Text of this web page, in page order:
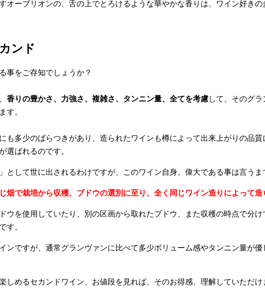
ーブリオンの、舌の上でとろけるような華やかな香りは、ワイン好きの
ンド
事をご存知でしょうか？
香りの豊かさ、力強さ、複雑さ、タンニン量、全てを考慮して、そのグ
す。
も多少のばらつきがあり、造られたワインも樽によって出来上がりの品
選ばれるのです。
して世に出されるわけですが、このワイン自身、偉大である事は言うま
で栽培から収穫、ブドウの選別に至り、全く同じワイン造りによって造
を使用していたり、別の区画から取れたブドウ、また収穫の時点で分
す。
ンですが、通常グランヴァンに比べて多少ボリューム感やタンニン量が優
しめるセカンドワイン、お値段を見れば、そのお得感、理解していただけ